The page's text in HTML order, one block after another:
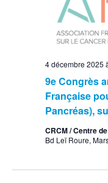
9e Congrès
Française
Pancréas),
4 décembre 2025
CRCM / Centre
Bd Leï Roure,